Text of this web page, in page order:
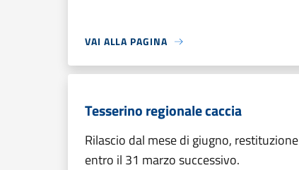
VAI ALLA PAGINA
Tesserino regionale caccia
Rilascio dal mese di giugno, restituzione
entro il 31 marzo successivo.